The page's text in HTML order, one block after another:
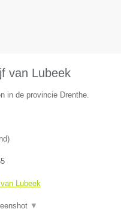
van Lubeek
in de provincie Drenthe.
)
Lubeek
▼